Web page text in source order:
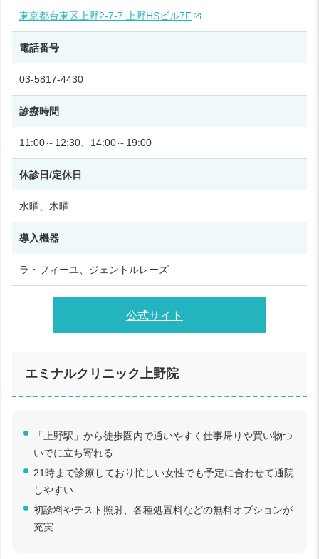
東京都台東区上野2-7-7 上野HSビル7F
電話番号
03-5817-4430
診療時間
11:00～12:30、14:00～19:00
休診日/定休日
水曜、木曜
導入機器
ラ・フィーユ、ジェントルレーズ
公式サイト
エミナルクリニック上野院
「上野駅」から徒歩圏内で通いやすく仕事帰りや買い物つ
いでに立ち寄れる
21時まで診療しており忙しい女性でも予定に合わせて通院
しやすい
初診料やテスト照射、各種処置料などの無料オプションが
充実